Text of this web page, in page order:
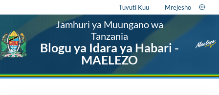
Tuvuti Kuu Mrejesho
Jamhuri ya Muungano wa
Tanzania
Blogu ya Idara ya Habari -
MAELEZO